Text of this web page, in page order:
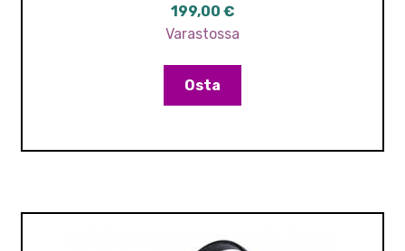
199,00 €
Varastossa
Osta